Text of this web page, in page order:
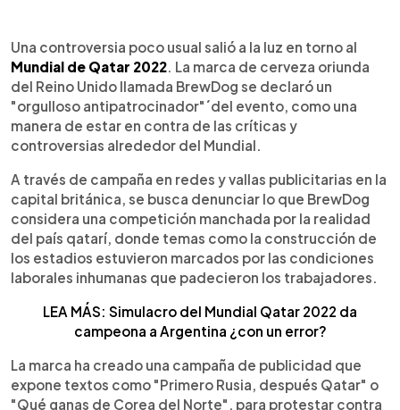
► Escuchar artículo
Una controversia poco usual salió a la luz en torno al
Mundial de Qatar 2022. La marca de cerveza oriunda
del Reino Unido llamada BrewDog se declaró un
"orgulloso antipatrocinador"´del evento, como una
manera de estar en contra de las críticas y
controversias alrededor del Mundial.
A través de campaña en redes y vallas publicitarias en la
capital británica, se busca denunciar lo que BrewDog
considera una competición manchada por la realidad
del país qatarí, donde temas como la construcción de
los estadios estuvieron marcados por las condiciones
laborales inhumanas que padecieron los trabajadores.
LEA MÁS: Simulacro del Mundial Qatar 2022 da
campeona a Argentina ¿con un error?
La marca ha creado una campaña de publicidad que
expone textos como "Primero Rusia, después Qatar" o
"Qué ganas de Corea del Norte", para protestar contra